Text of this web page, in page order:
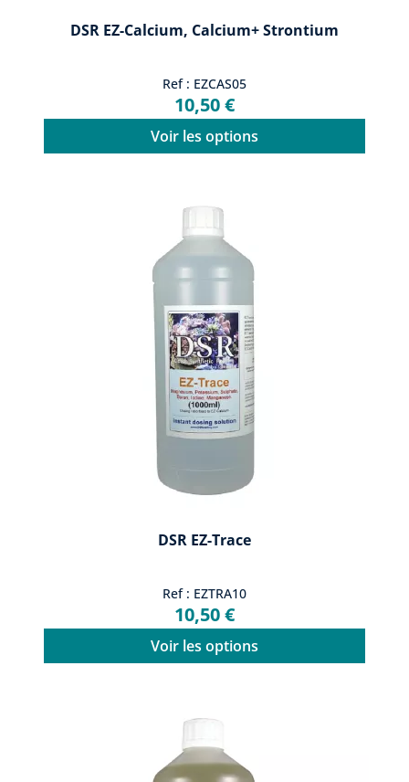
DSR EZ-Calcium, Calcium+ Strontium
Ref : EZCAS05
10,50 €
Voir les options
DSR EZ-Trace
Ref : EZTRA10
10,50 €
Voir les options